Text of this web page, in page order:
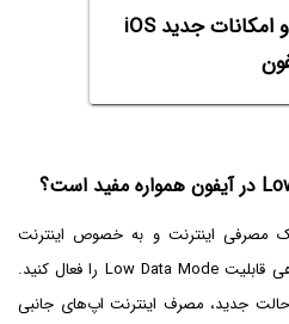
آشنایی با تغییرات و امکانات جدید iOS
مصرفی اینترنت و به خصوص اینترنت
سیم‌کارت دارید، بهتر است هر از گاهی قابلیت Low Data Mode‌ را فعال کنید.
جدید، مصرف اینترنت اپ‌های جانبی